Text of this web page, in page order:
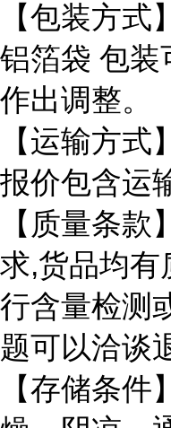
【包装方式】
铝箔袋 包装
作出调整。
【运输方
报价包含运
【质量条
求,货品均有
行含量检测
题可以洽谈
【存储条件